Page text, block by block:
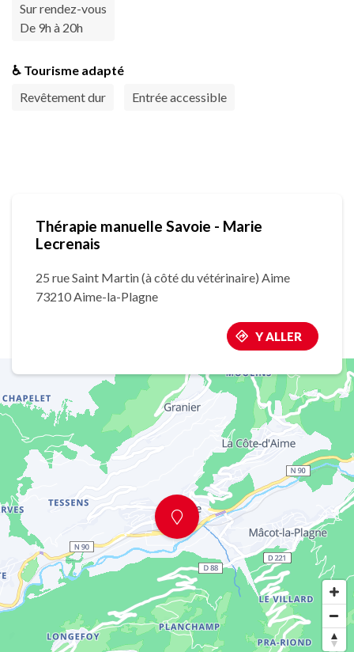
Sur rendez-vous
De 9h à 20h
♿ Tourisme adapté
Revêtement dur
Entrée accessible
Thérapie manuelle Savoie - Marie
Lecrenais
25 rue Saint Martin (à côté du vétérinaire) Aime
73210 Aime-la-Plagne
Y ALLER